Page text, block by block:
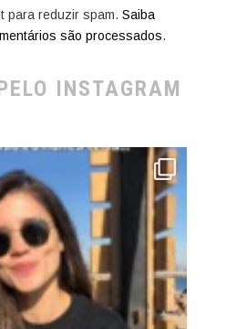
para reduzir spam. Saiba
são processados.
INSTAGRAM